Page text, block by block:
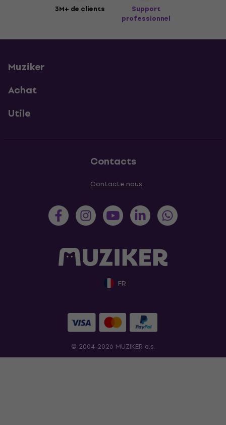
3M+ de clients
Support
professionnel
Muziker
Achat
Utile
Contacts
Contacte nous
FR
© 2004-2026 MUZIKER a.s.